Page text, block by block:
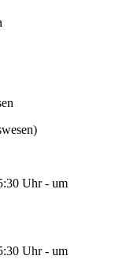
Uhr - um
Uhr - um